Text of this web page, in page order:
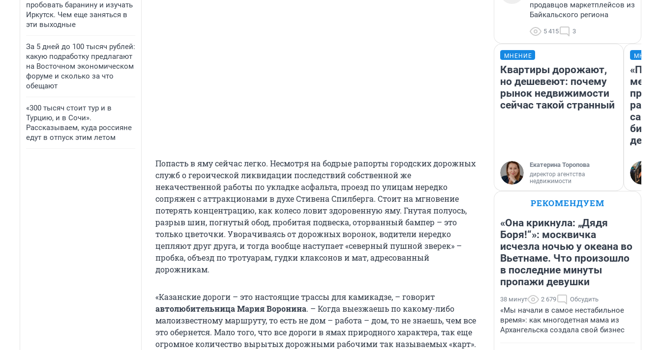
пробовать баранину и изучать
Иркутск. Чем еще заняться в
эти выходные
За 5 дней до 100 тысяч рублей:
какую подработку предлагают
на Восточном экономическом
форуме и сколько за что
обещают
«300 тысяч стоит тур и в
Турцию, и в Сочи».
Рассказываем, куда россияне
едут в отпуск этим летом
Попасть в яму сейчас легко. Несмотря на бодрые рапорты городских дорожных
служб о героической ликвидации последствий собственной же
некачественной работы по укладке асфальта, проезд по улицам нередко
сопряжен с аттракционами в духе Стивена Спилберга. Стоит на мгновение
потерять концентрацию, как колесо ловит здоровенную яму. Гнутая полуось,
разрыв шин, погнутый обод, пробитая подвеска, оторванный бампер – это
только цветочки. Уворачиваясь от дорожных воронок, водители нередко
цепляют друг друга, и тогда вообще наступает «северный пушной зверек» –
пробка, объезд по тротуарам, гудки клаксонов и мат, адресованный
дорожникам.
«Казанские дороги – это настоящие трассы для камикадзе, – говорит
автолюбительница Мария Воронина. – Когда выезжаешь по какому-либо
малоизвестному маршруту, то есть не дом – работа – дом, то не знаешь, чем все
это обернется. Мало того, что все дороги в ямах природного характера, так еще
огромное количество вырытых дорожными рабочими так называемых «карт».
продавцов маркетплейсов из
Байкальского региона
5 415 3
МНЕНИЕ
Квартиры дорожают,
но дешевеют: почему
рынок недвижимости
сейчас такой странный
Екатерина Торопова
директор агентства
недвижимости
РЕКОМЕНДУЕМ
«Она крикнула: „Дядя
Боря!“»: москвичка
исчезла ночью у океана во
Вьетнаме. Что произошло
в последние минуты
пропажи девушки
38 минут 2 679 Обсудить
«Мы начали в самое нестабильное
время»: как многодетная мама из
Архангельска создала свой бизнес